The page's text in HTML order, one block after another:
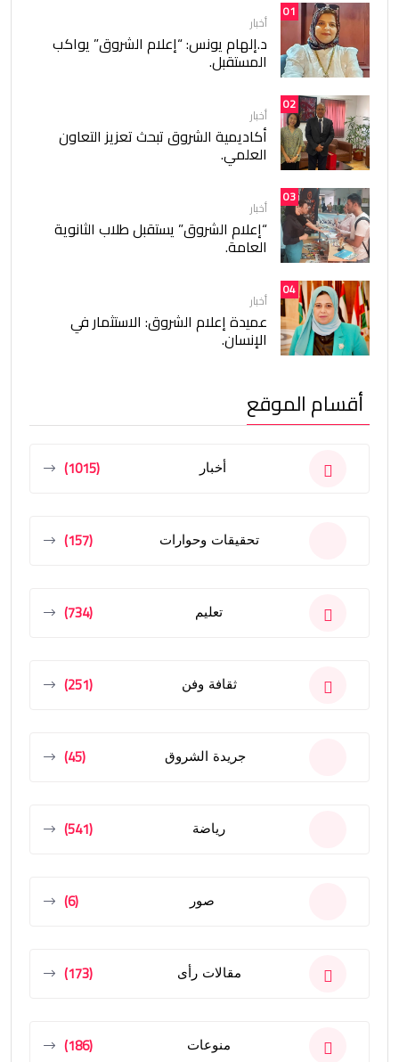
01
أخبار
د.إلهام يونس: “إعلام الشروق” يواكب
المستقبل.
02
أخبار
أكاديمية الشروق تبحث تعزيز التعاون
العلمي.
03
أخبار
“إعلام الشروق” يستقبل طلاب الثانوية
العامة.
04
أخبار
عميدة إعلام الشروق: الاستثمار في
الإنسان.
أقسام الموقع
أخبار (1015)
تحقيقات وحوارات (157)
تعليم (734)
ثقافة وفن (251)
جريدة الشروق (45)
رياضة (541)
صور (6)
مقالات رأى (173)
منوعات (186)